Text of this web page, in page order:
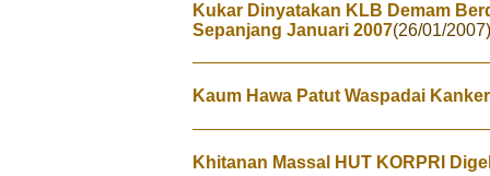
Kukar Dinyatakan KLB Demam
Sepanjang Januari 2007(26/01/2007)
Kaum Hawa Patut Waspadai
Khitanan Massal HUT KORPRI